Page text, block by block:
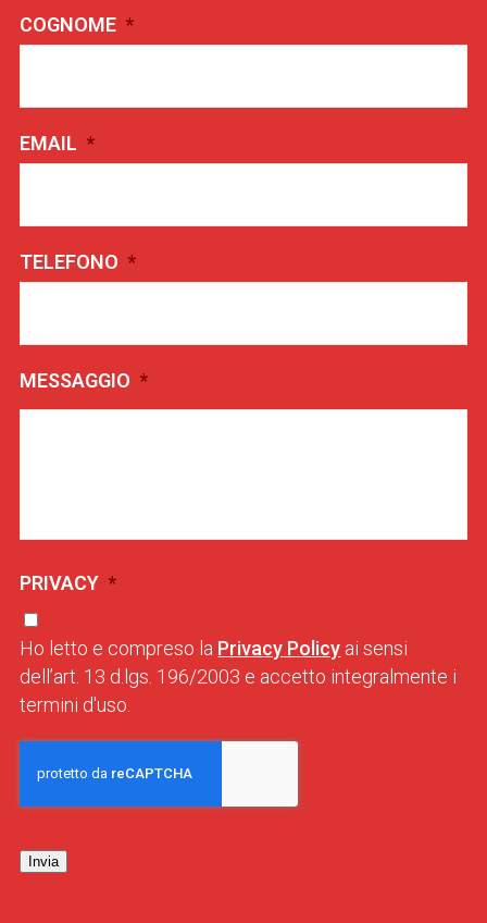
COGNOME *
EMAIL *
TELEFONO *
MESSAGGIO *
PRIVACY *
Ho letto e compreso la Privacy Policy ai sensi
dell’art. 13 d.lgs. 196/2003 e accetto integralmente i
termini d'uso.
Invia